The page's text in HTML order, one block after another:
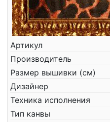
Артикул
Производитель
Размер вышивки (см)
Дизайнер
Техника исполнения
Тип канвы